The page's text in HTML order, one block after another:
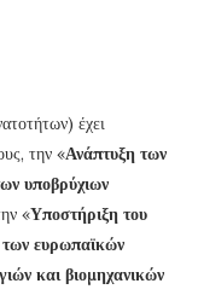
έχει
την «Ανάπτυξη των
υποβρύχιων
«Υποστήριξη του
ευρωπαϊκών
και βιομηχανικών